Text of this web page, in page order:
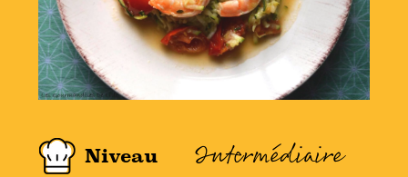
Niveau Intermédiaire